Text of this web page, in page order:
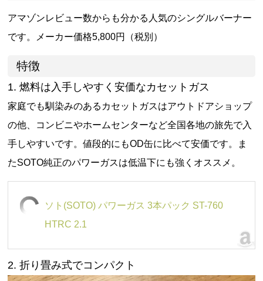
アマゾンレビュー数からも分かる人気のシングルバーナー
です。メーカー価格5,800円（税別）
特徴
1. 燃料は入手しやすく安価なカセットガス
家庭でも馴染みのあるカセットガスはアウトドアショップ
の他、コンビニやホームセンターなど全国各地の旅先で入
手しやすいです。値段的にもOD缶に比べて安価です。ま
たSOTO純正のパワーガスは低温下にも強くオススメ。
ソト(SOTO) パワーガス 3本パック ST-760
HTRC 2.1
2. 折り畳み式でコンパクト